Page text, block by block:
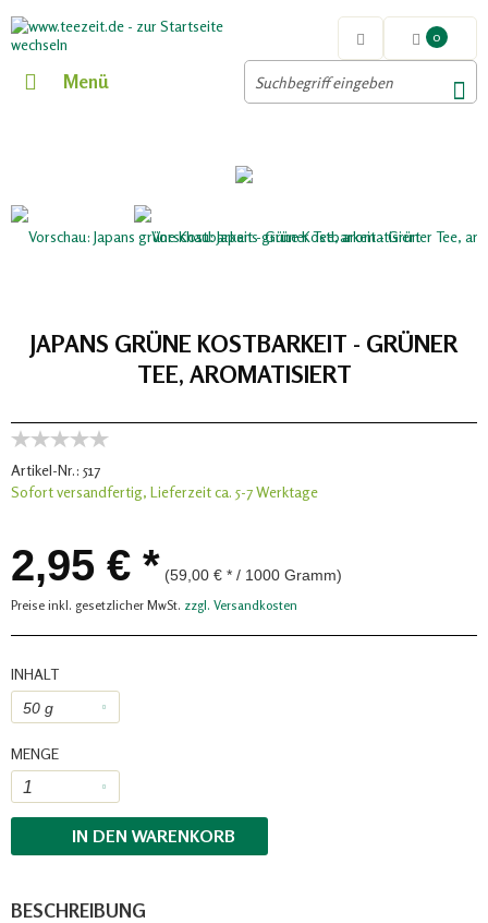
0
Menü
JAPANS GRÜNE KOSTBARKEIT - GRÜNER
TEE, AROMATISIERT
Artikel-Nr.: 517
Sofort versandfertig, Lieferzeit ca. 5-7 Werktage
2,95 € * (59,00 € * / 1000 Gramm)
Preise inkl. gesetzlicher MwSt. zzgl. Versandkosten
INHALT
MENGE
IN DEN WARENKORB
BESCHREIBUNG